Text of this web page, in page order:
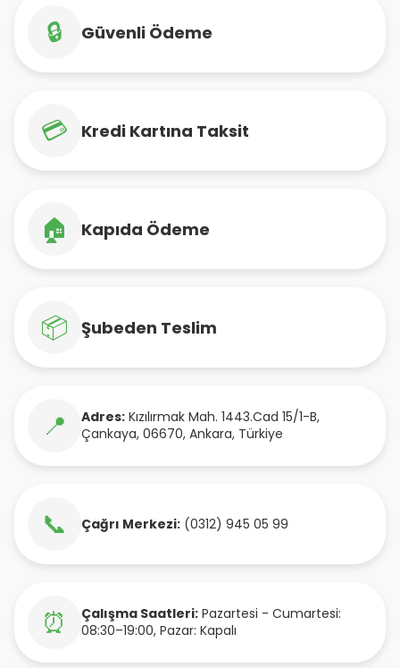
🔒 Güvenli Ödeme
💳 Kredi Kartına Taksit
🏠 Kapıda Ödeme
📦 Şubeden Teslim
📍 Adres: Kızılırmak Mah. 1443.Cad 15/1-B,
Çankaya, 06670, Ankara, Türkiye
📞 Çağrı Merkezi: (0312) 945 05 99
⏰ Çalışma Saatleri: Pazartesi - Cumartesi:
08:30–19:00, Pazar: Kapalı